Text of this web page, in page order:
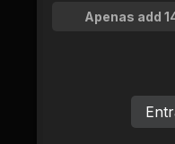
Apenas add